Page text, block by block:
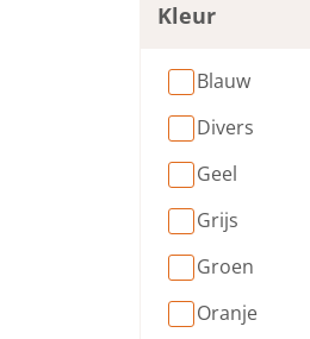
Kleur
Blauw
Divers
Geel
Grijs
Groen
Oranje